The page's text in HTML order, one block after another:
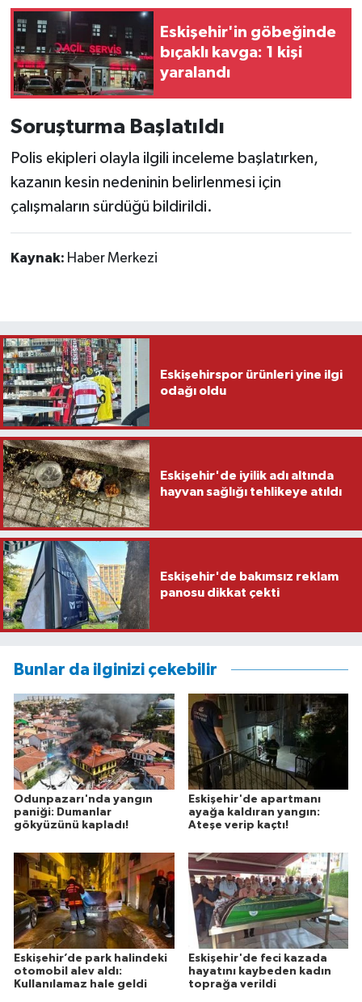
Eskişehir'in göbeğinde
bıçaklı kavga: 1 kişi
yaralandı
Soruşturma Başlatıldı
Polis ekipleri olayla ilgili inceleme başlatırken,
kazanın kesin nedeninin belirlenmesi için
çalışmaların sürdüğü bildirildi.
Kaynak: Haber Merkezi
Eskişehirspor ürünleri yine ilgi
odağı oldu
Eskişehir'de iyilik adı altında
hayvan sağlığı tehlikeye atıldı
Eskişehir'de bakımsız reklam
panosu dikkat çekti
Bunlar da ilginizi çekebilir
Odunpazarı'nda yangın
paniği: Dumanlar
gökyüzünü kapladı!
Eskişehir'de apartmanı
ayağa kaldıran yangın:
Ateşe verip kaçtı!
Eskişehir’de park halindeki
otomobil alev aldı:
Kullanılamaz hale geldi
Eskişehir'de feci kazada
hayatını kaybeden kadın
toprağa verildi